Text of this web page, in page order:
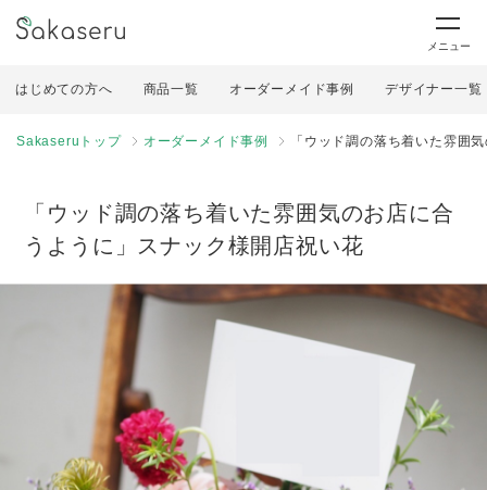
メニュー
はじめての方へ 商品一覧 オーダーメイド事例 デザイナー一覧
Sakaseruトップ オーダーメイド事例 「ウッド調の落ち着いた雰囲
「ウッド調の落ち着いた雰囲気のお店に合
うように」スナック様開店祝い花